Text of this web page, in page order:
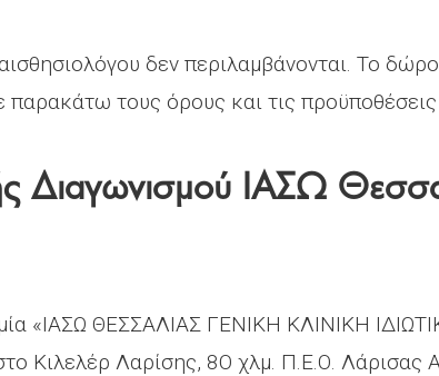
δεν περιλαμβάνονται. Το
τους όρους και τις
Διαγωνισμού ΙΑΣΩ
«ΙΑΣΩ ΘΕΣΣΑΛΙΑΣ ΓΕΝΙΚΗ ΚΛΙΝΙΚΗ
Κιλελέρ Λαρίσης, 8Ο χλμ. Π.Ε.Ο. Λάρισας